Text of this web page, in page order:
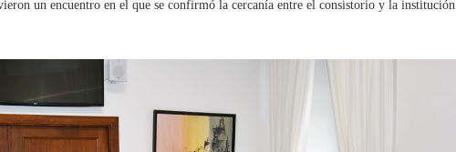
un encuentro en el que se confirmó la cercanía entre el consistorio y la institución